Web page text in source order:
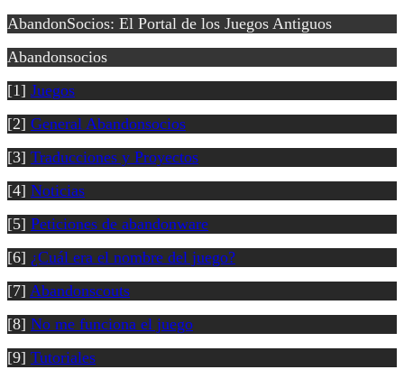
AbandonSocios: El Portal de los Juegos Antiguos
Abandonsocios
[1] Juegos
[2] General Abandonsocios
[3] Traducciones y Proyectos
[4] Noticias
[5] Peticiones de abandonware
[6] ¿Cuál era el nombre del juego?
[7] Abandonscouts
[8] No me funciona el juego
[9] Tutoriales